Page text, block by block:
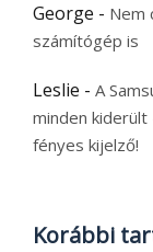
George - Nem
számítógép is
Leslie - A
minden kiderült
fényes kijelző!
Korábbi